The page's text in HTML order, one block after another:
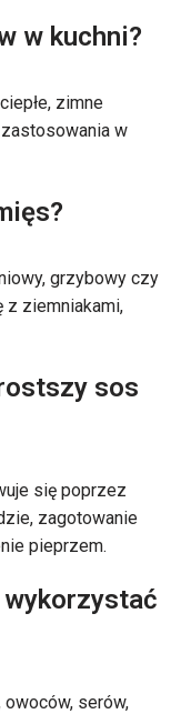
w kuchni?
zimne
w
grzybowy czy
z ziemniakami,
sos
się poprzez
zagotowanie
pieprzem.
wykorzystać
serów,